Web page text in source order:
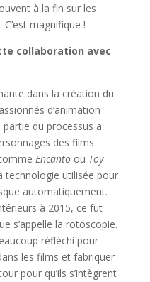
à la fin sur les
magnifique !
collaboration avec
dans la création du
d’animation
du processus a
des films
Encantoou Toy
technologie utilisée pour
automatiquement.
à 2015, ce fut
s’appelle la rotoscopie.
réfléchi pour
les films et fabriquer
pour qu’ils s’intègrent